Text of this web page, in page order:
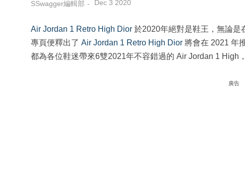
SSwagger編輯部 Dec 3 2020
Air Jordan 1 Retro High Dior 於2020年絕對是鞋王，無論是
專頁便釋出了 Air Jordan 1 Retro High Dior 將會在 2021 年
都為各位鞋迷帶來6雙2021年不容錯過的 Air Jordan 1 High
廣告